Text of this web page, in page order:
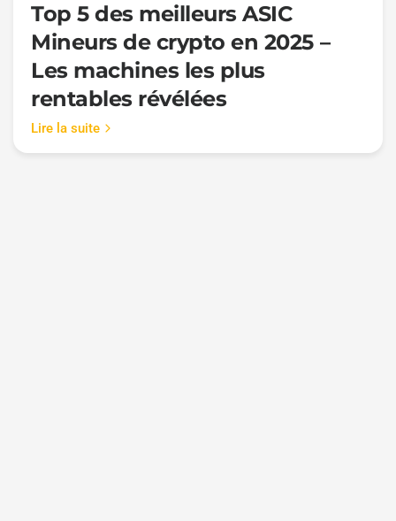
Top 5 des meilleurs ASIC
Mineurs de crypto en 2025 –
Les machines les plus
rentables révélées
Lire la suite